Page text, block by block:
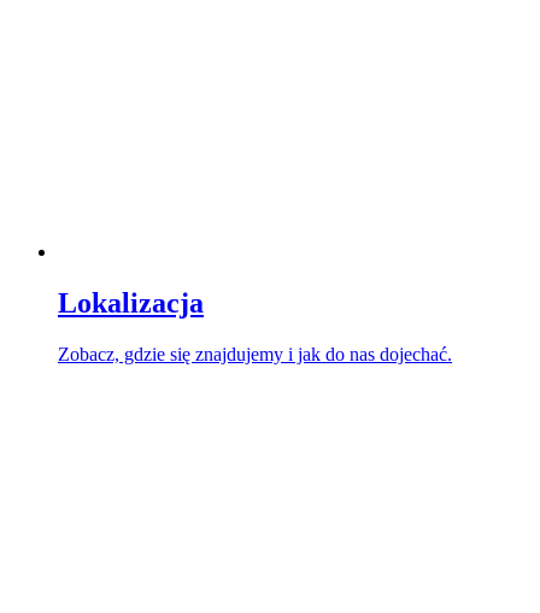
Lokalizacja
Zobacz, gdzie się znajdujemy i jak do nas dojechać.